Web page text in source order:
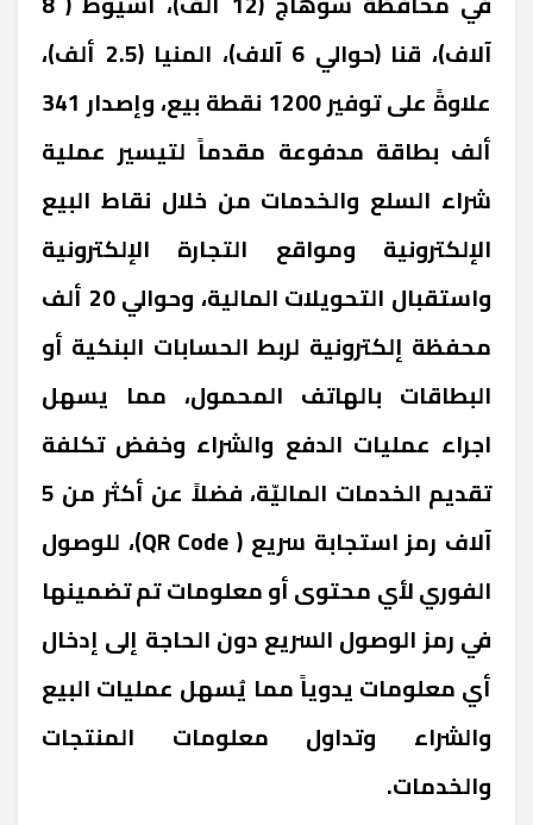
آلاف)، قنا (حوالي 6 آلاف)، المنيا (2.5 ألف)،
علاوةً على توفير 1200 نقطة بيع، وإصدار 341
ألف بطاقة مدفوعة مقدماً لتيسير عملية
شراء السلع والخدمات من خلال نقاط البيع
الإلكترونية ومواقع التجارة الإلكترونية
واستقبال التحويلات المالية، وحوالي 20 ألف
محفظة إلكترونية لربط الحسابات البنكية أو
البطاقات بالهاتف المحمول، مما يسهل
اجراء عمليات الدفع والشراء وخفض تكلفة
تقديم الخدمات الماليّة، فضلاً عن أكثر من 5
آلاف رمز استجابة سريع ( QR Code)، للوصول
الفوري لأي محتوى أو معلومات تم تضمينها
في رمز الوصول السريع دون الحاجة إلى إدخال
أي معلومات يدوياً مما يُسهل عمليات البيع
والشراء وتداول معلومات المنتجات
والخدمات.